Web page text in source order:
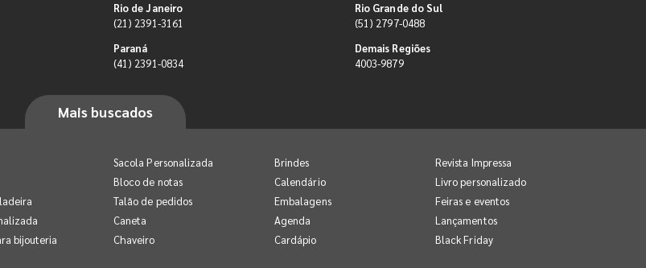
Rio de Janeiro
(21) 2391-3161
Paraná
(41) 2391-0834
Rio Grande do Sul
(51) 2797-0488
Demais Regiões
4003-9879
Mais buscados
bijouteria
Sacola Personalizada
Bloco de notas
Talão de pedidos
Caneta
Chaveiro
Brindes
Calendário
Embalagens
Agenda
Cardápio
Revista Impressa
Livro personalizado
Feiras e eventos
Lançamentos
Black Friday